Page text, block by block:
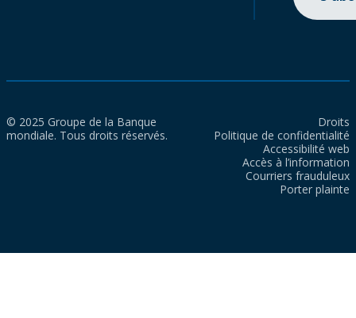
© 2025 Groupe de la Banque
mondiale. Tous droits réservés.
Droits
Politique de confidentialité
Accessibilité web
Accès à l’information
Courriers frauduleux
Porter plainte